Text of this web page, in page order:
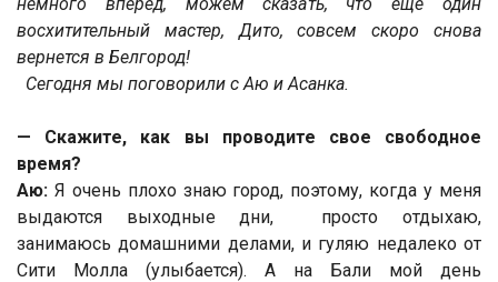
восхитительный мастер, Дито, совсем скоро снова
вернется в Белгород!
Сегодня мы поговорили с Аю и Асанка.
— Скажите, как вы проводите свое свободное
время?
Аю: Я очень плохо знаю город, поэтому, когда у меня
выдаются выходные дни, просто отдыхаю,
занимаюсь домашними делами, и гуляю недалеко от
Сити Молла (улыбается). А на Бали мой день